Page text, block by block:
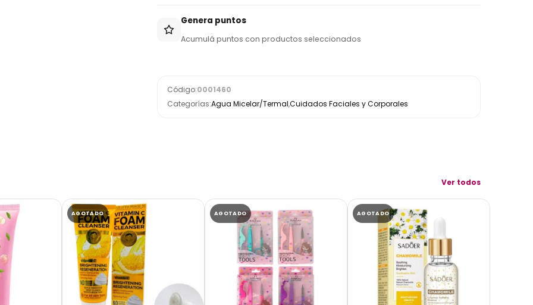
Genera puntos
Acumulá puntos con productos seleccionados
Código:0001460
Categorías:Agua Micelar/Termal,Cuidados Faciales y Corporales
Ver todos
AGOTADO AGOTADO AGOTADO